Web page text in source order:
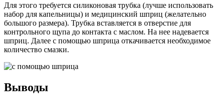
Для этого требуется силиконовая трубка (лучше использовать
набор для капельницы) и медицинский шприц (желательно
большого размера). Трубка вставляется в отверстие для
контрольного щупа до контакта с маслом. На нее надевается
шприц. Далее с помощью шприца откачивается необходимое
количество смазки.
Выводы